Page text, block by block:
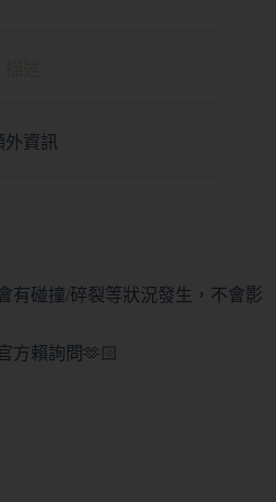
外資訊
有碰撞/碎裂等狀況發生，不會影
方賴詢問🫶🏻